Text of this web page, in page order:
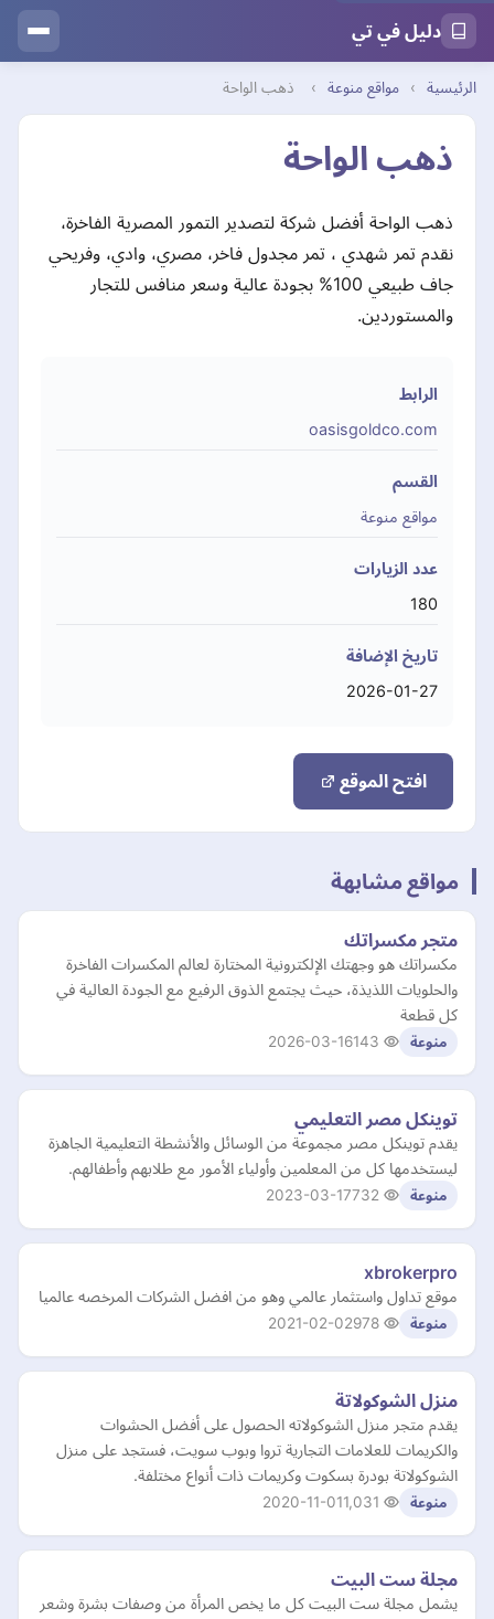
دليل في تي
الرئيسية › مواقع منوعة › ذهب الواحة
ذهب الواحة
ذهب الواحة أفضل شركة لتصدير التمور المصرية الفاخرة،
نقدم تمر شهدي ، تمر مجدول فاخر، مصري، وادي، وفريحي
جاف طبيعي 100% بجودة عالية وسعر منافس للتجار
والمستوردين.
الرابط
oasisgoldco.com
القسم
مواقع منوعة
عدد الزيارات
180
تاريخ الإضافة
2026-01-27
افتح الموقع
مواقع مشابهة
متجر مكسراتك
مكسراتك هو وجهتك الإلكترونية المختارة لعالم المكسرات الفاخرة
والحلويات اللذيذة، حيث يجتمع الذوق الرفيع مع الجودة العالية في
كل قطعة
منوعة 2026-03-16
توينكل مصر التعليمي
يقدم توينكل مصر مجموعة من الوسائل والأنشطة التعليمية الجاهزة
ليستخدمها كل من المعلمين وأولياء الأمور مع طلابهم وأطفالهم.
منوعة 2023-03-17
xbrokerpro
موقع تداول واستثمار عالمي وهو من افضل الشركات المرخصه عالميا
منوعة 2021-02-02
منزل الشوكولاتة
يقدم متجر منزل الشوكولاته الحصول على أفضل الحشوات
والكريمات للعلامات التجارية تروا وبوب سويت، فستجد على منزل
الشوكولاتة بودرة بسكوت وكريمات ذات أنواع مختلفة.
منوعة 2020-11-01
مجلة ست البيت
يشمل مجلة ست البيت كل ما يخص المرأة من وصفات بشرة وشعر